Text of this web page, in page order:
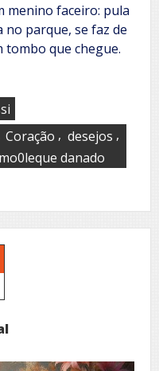
menino faceiro: pula
no parque, se faz de
tombo que chegue.
Coração , desejos ,
mo0leque danado